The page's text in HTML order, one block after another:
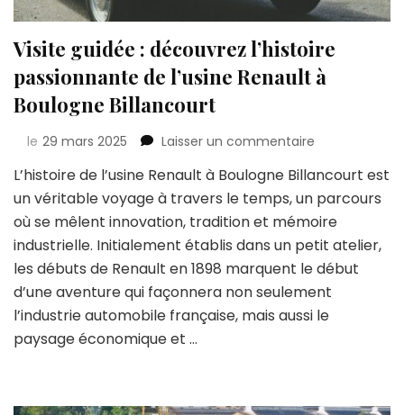
Visite guidée : découvrez l’histoire
passionnante de l’usine Renault à
Boulogne Billancourt
le 29 mars 2025 Laisser un commentaire
guidée
découvrez
passionnante
de
l’usine
Renault
L’histoire de l’usine Renault à Boulogne Billancourt est
un véritable voyage à travers le temps, un parcours
où se mêlent innovation, tradition et mémoire
industrielle. Initialement établis dans un petit atelier,
les débuts de Renault en 1898 marquent le début
d’une aventure qui façonnera non seulement
l’industrie automobile française, mais aussi le
paysage économique et …